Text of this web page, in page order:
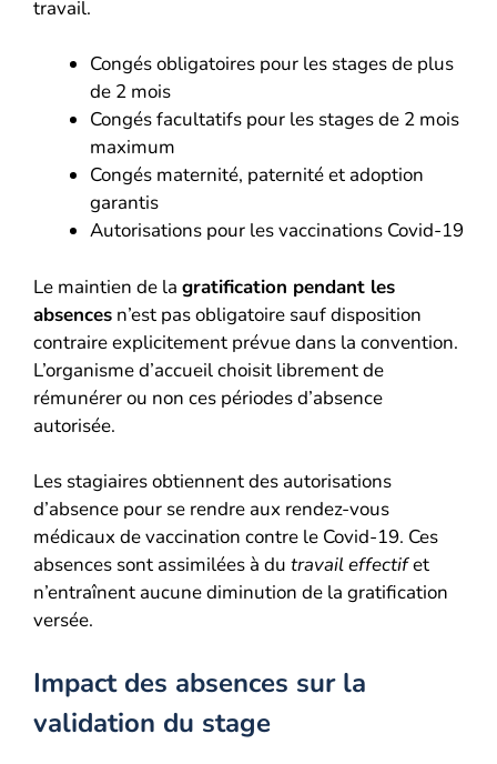
travail.
Congés obligatoires pour les stages de plus
de 2 mois
Congés facultatifs pour les stages de 2 mois
maximum
Congés maternité, paternité et adoption
garantis
Autorisations pour les vaccinations Covid-19
Le maintien de la gratification pendant les
absences n’est pas obligatoire sauf disposition
contraire explicitement prévue dans la convention.
L’organisme d’accueil choisit librement de
rémunérer ou non ces périodes d’absence
autorisée.
Les stagiaires obtiennent des autorisations
d’absence pour se rendre aux rendez-vous
médicaux de vaccination contre le Covid-19. Ces
absences sont assimilées à du travail effectifet
n’entraînent aucune diminution de la gratification
versée.
Impact des absences sur la
validation du stage